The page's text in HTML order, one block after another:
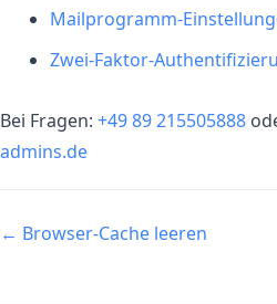
Mailprogramm-
Zwei-Faktor-
Bei Fragen: +49 89 215505888
admins.de
Navigation
← Browser-Cache leeren